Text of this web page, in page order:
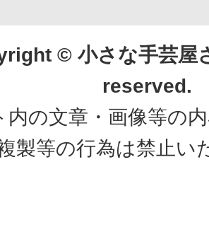
© 小さな手芸屋
reserved.
内の文章・画像等の
製等の行為は禁止い